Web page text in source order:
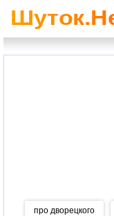
про дворецкого